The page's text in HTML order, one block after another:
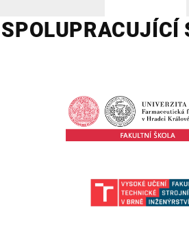
SPOLUPRACUJÍCÍ